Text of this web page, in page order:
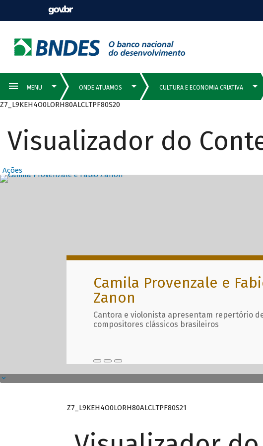
Z7_L9KEH4O0LORH80ALCLTPF80S20
Visualizador do
Ações
Destaques
Camila Provenzale e
Zanon
Cantora e violonista apresentam repertório
compositores clássicos brasileiros
Z7_L9KEH4O0LORH80ALCLTPF80S21